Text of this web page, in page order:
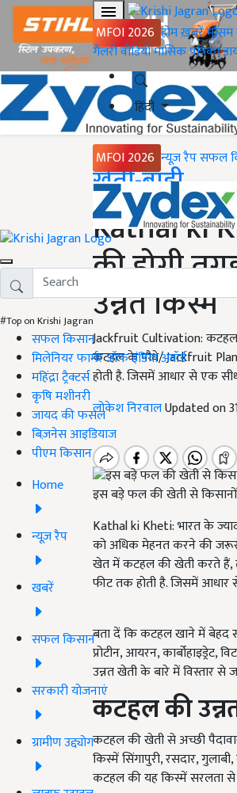
MFOI 2026 होमख़बरेंमौसम
गैलरीवीडियोमासिक पत्रिका
हिंदी
MFOI 2026 न्यूज़ रैपसफल
#Top on Krishi Jagran
सफल किसान
मिलेनियर फार्मर ऑफ इंडिया अवॉर्ड
महिंद्रा ट्रैक्टर्स
कृषि मशीनरी
जायद की फसल
बिज़नेस आइडियाज
पीएम किसान
Home
न्यूज़ रैप
खबरें
सफल किसान
सरकारी योजनाएं
ग्रामीण उद्द्योग
Home
खेती-बाड़ी
Kathal ki
की होगी
उन्नत किस्में
Jackfruit Cultivation:
कटहल के पौधे/ Jackfruit
होती है. जिसमें आधार से एक
लोकेश निरवालUpdated on
इस बड़े फल की खेती से किसानों
Kathal ki Kheti: भारत के
को अधिक मेहनत करने की
खेत में कटहल की खेती करते हैं,
फीट तक होती है. जिसमें
बता दें कि कटहल खाने में बेहद
प्रोटीन, आयरन,
उन्नत खेती के बारे में विस्तार से
कटहल की
कटहल की खेती से अच्छी
किस्में सिंगापुरी, रसदार,
कटहल की यह किस्में सरलता से